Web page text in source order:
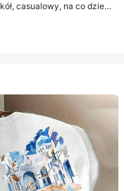
casualowy, na co dzień,